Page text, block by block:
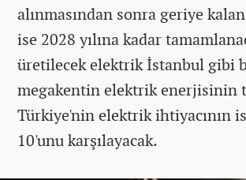
alınmasından sonra geriye
ise 2028 yılına kadar
üretilecek elektrik İstanbul gibi
megakentin elektrik enerjisinin
Türkiye'nin elektrik ihtiyacının
10'unu karşılayacak.